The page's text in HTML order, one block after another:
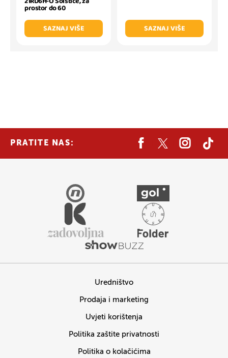
prostor do 60
SAZNAJ VIŠE
SAZNAJ VIŠE
PRATITE NAS:
Uredništvo
Prodaja i marketing
Uvjeti korištenja
Politika zaštite privatnosti
Politika o kolačićima